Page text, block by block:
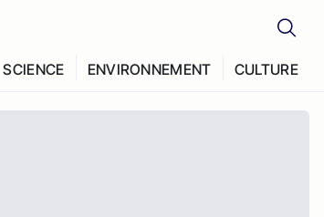
SCIENCE ENVIRONNEMENT CULTURE